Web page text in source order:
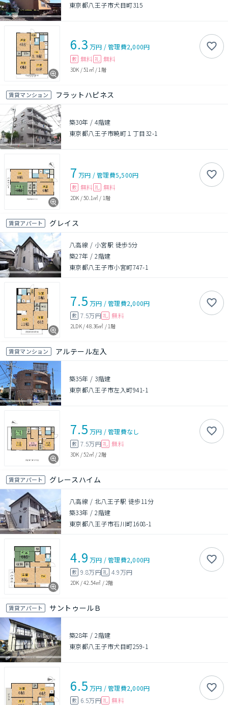
東京都八王子市犬目町315
6.3 万円 /管理費2,000円
敷 無料 礼 無料
3DK /51㎡/ 1階
賃貸マンション フラットハピネス
築30年 /4階建
東京都八王子市暁町１丁目32-1
7 万円 /管理費5,500円
敷 無料 礼 無料
2DK /50.1㎡ / 1階
賃貸アパート グレイス
八高線 / 小宮駅 徒歩5分
築27年 /2階建
東京都八王子市小宮町747-1
7.5 万円 /管理費2,000円
敷 7.5万円 礼 無料
2LDK/48.36㎡ / 1階
賃貸マンション アルテール左入
築35年 / 3階建
東京都八王子市左入町941-1
7.5 万円 /管理費なし
敷 7.5万円 礼 無料
3DK /52㎡/ 2階
賃貸アパート グレースハイム
八高線 / 北八王子駅 徒歩11分
築33年 /2階建
東京都八王子市石川町1608-1
4.9 万円 /管理費2,000円
敷 9.8万円礼 4.9万円
2DK /42.54㎡ / 2階
賃貸アパート サントゥールＢ
築28年 /2階建
東京都八王子市犬目町259-1
6.5 万円 /管理費2,000円
敷 6.5万円 礼 無料